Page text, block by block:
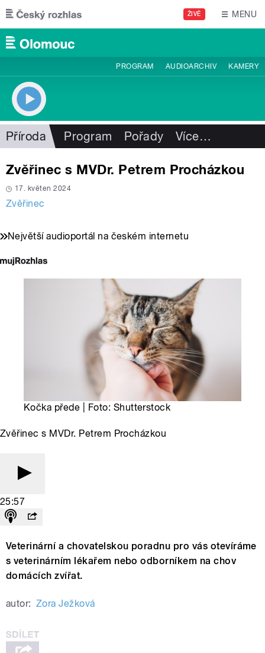
Přejít k hlavnímu obsahu
ŽIVĚ MENU
PROGRAM AUDIOARCHIV KAMERY
Příroda Program Pořady Více…
Zvěřinec s MVDr. Petrem Procházkou
17. květen 2024
Zvěřinec
Největší audioportál na českém internetu
Kočka přede | Foto: Shutterstock
Zvěřinec s MVDr. Petrem Procházkou
25:57
Veterinární a chovatelskou poradnu pro vás otevíráme
s veterinárním lékařem nebo odborníkem na chov
domácích zvířat.
autor: Zora Ježková